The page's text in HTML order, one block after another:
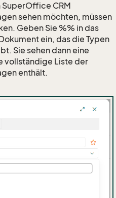
SuperOffice CRM
sehen möchten, müssen
Geben Sie %% in das
ein, das die Typen
Sie sehen dann eine
vollständige Liste der
enthält.